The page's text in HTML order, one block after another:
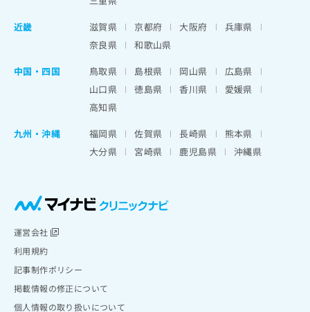
近畿
滋賀県 京都府 大阪府
兵庫県
奈良県
和歌山県
中国・四国
鳥取県 島根県 岡山県
広島県
山口県
徳島県 香川県
愛媛県
高知県
九州・沖縄
福岡県 佐賀県 長崎県
熊本県
大分県
宮崎県 鹿児島県 沖縄県
運営会社
利用規約
記事制作ポリシー
掲載情報の修正について
個人情報の取り扱いについて